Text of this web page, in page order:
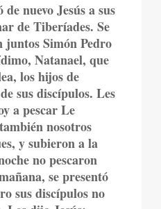
de nuevo Jesús a sus
de Tiberíades. Se
juntos Simón Pedro
Natanael, que
los hijos de
sus discípulos. Les
a pescar Le
nosotros
y subieron a la
no pescaron
se presentó
sus discípulos no